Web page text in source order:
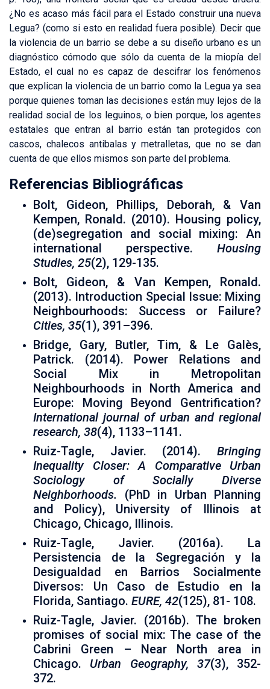
¿No es acaso más fácil para el Estado construir una nueva
Legua? (como si esto en realidad fuera posible). Decir que
la violencia de un barrio se debe a su diseño urbano es un
diagnóstico cómodo que sólo da cuenta de la miopía del
Estado, el cual no es capaz de descifrar los fenómenos
que explican la violencia de un barrio como la Legua ya sea
porque quienes toman las decisiones están muy lejos de la
realidad social de los leguinos, o bien porque, los agentes
estatales que entran al barrio están tan protegidos con
cascos, chalecos antibalas y metralletas, que no se dan
cuenta de que ellos mismos son parte del problema.
Referencias Bibliográficas
Bolt, Gideon, Phillips, Deborah, & Van
Kempen, Ronald. (2010). Housing policy,
(de)segregation and social mixing: An
international perspective. Housing
Studies, 25(2), 129-135.
Bolt, Gideon, & Van Kempen, Ronald.
(2013). Introduction Special Issue: Mixing
Neighbourhoods: Success or Failure?
Cities, 35(1), 391–396.
Bridge, Gary, Butler, Tim, & Le Galès,
Patrick. (2014). Power Relations and
Social Mix in Metropolitan
Neighbourhoods in North America and
Europe: Moving Beyond Gentrification?
International journal of urban and regional
research, 38(4), 1133–1141.
Ruiz-Tagle, Javier. (2014). Bringing
Inequality Closer: A Comparative Urban
Sociology of Socially Diverse
Neighborhoods. (PhD in Urban Planning
and Policy), University of Illinois at
Chicago, Chicago, Illinois.
Ruiz-Tagle, Javier. (2016a). La
Persistencia de la Segregación y la
Desigualdad en Barrios Socialmente
Diversos: Un Caso de Estudio en la
Florida, Santiago. EURE, 42(125), 81- 108.
Ruiz-Tagle, Javier. (2016b). The broken
promises of social mix: The case of the
Cabrini Green – Near North area in
Chicago. Urban Geography, 37(3), 352-
372.